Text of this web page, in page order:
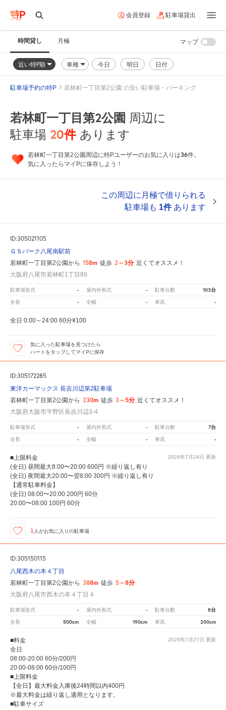
会員登録 駐車場貸出
時間貸し 月極
近い特P順 車種 今日 明日 日付
マップ
駐車場予約の特P 若林町一丁目第2公園 の安い駐車場・パーキング
若林町一丁目第2公園 周辺に
駐車場 20件 あります
若林町一丁目第2公園周辺に特Pユーザーのお気に入りは36件。
気に入ったらマイPに保存しよう！
この周辺に月極で借りられる
駐車場も 1件あります
ID:305021105
ＧＳパーク八尾南駅前
若林町一丁目第2公園から 158m 徒歩 2～3分 近くてオススメ！
大阪府八尾市若林町1丁目80
駐車場形式 - 屋内外形式 - 駐車台数 103台
全長 - 全幅 - 車高 -
全日 0:00～24:00 60分¥100
気に入った駐車場を見つけたら
ハートをタップしてマイPに保存
ID:305172285
東洋カーマックス 長吉川辺第2駐車場
若林町一丁目第2公園から 230m 徒歩 3～5分 近くてオススメ！
大阪府大阪市平野区長吉川辺3-4
駐車場形式 - 屋内外形式 - 駐車台数 7台
全長 - 全幅 - 車高 -
2026年7月24日 更新
■上限料金
(全日) 昼間最大8:00〜20:00 600円 ※繰り返し有り
(全日) 夜間最大20:00〜翌8:00 300円 ※繰り返し有り
【通常駐車料金】
(全日) 08:00〜20:00 200円 60分
20:00〜08:00 100円 60分
1 人がお気に入りの駐車場
ID:305150115
八尾西木の本４丁目
若林町一丁目第2公園から 388m 徒歩 5～8分
大阪府八尾市西木の本４丁目４
駐車場形式 - 屋内外形式 - 駐車台数 8台
全長 500cm 全幅 190cm 車高 200cm
2026年7月27日 更新
■料金
全日
08:00-20:00 60分/200円
20:00-08:00 60分/100円
■上限料金
【全日】最大料金入庫後24時間以内400円
※最大料金は繰り返し適用となります。
■駐車サイズ